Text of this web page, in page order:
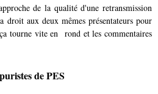
de la qualité d'une retransmission
aux deux mêmes présentateurs pour
tourne vite en rond et les commentaires
de PES